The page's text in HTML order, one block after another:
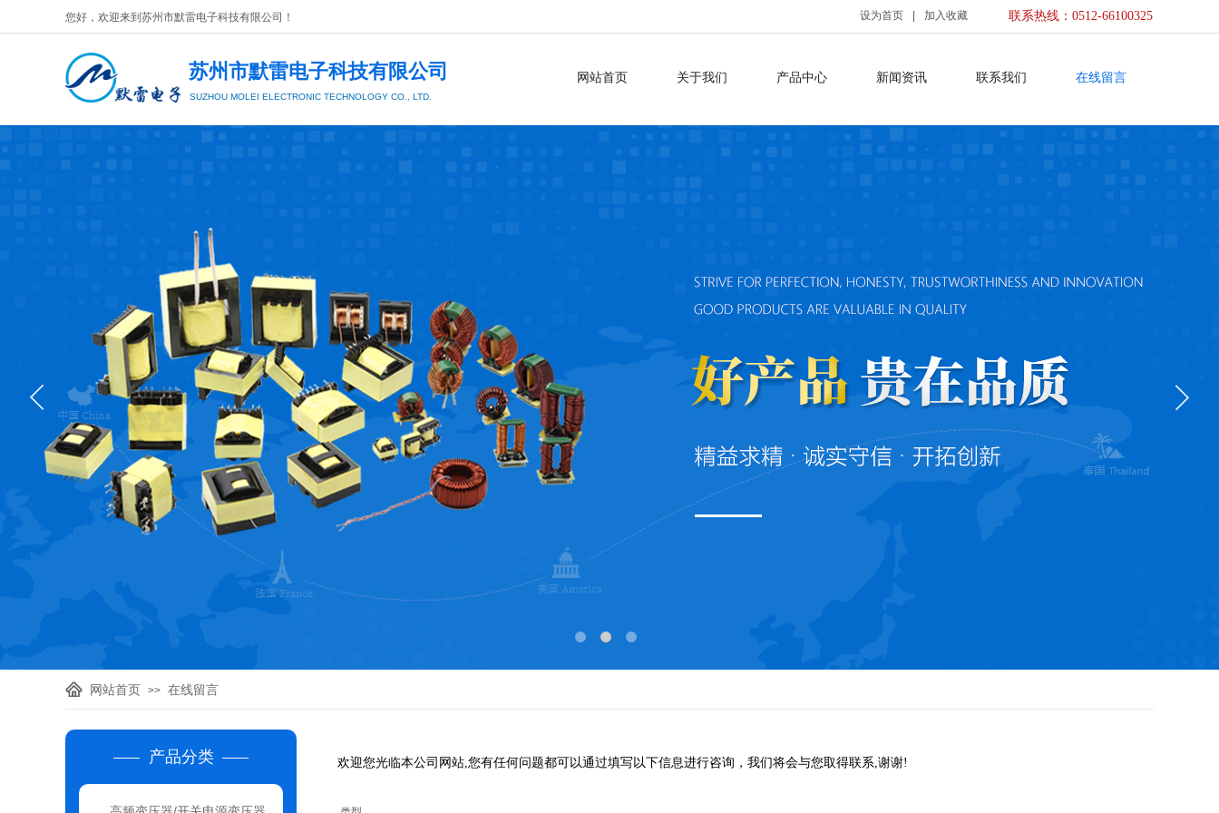
您好，欢迎来到 苏州市默雷电子科技有限公司 ​！ 联系热线：0512-66100325
设为首页 加入收藏
网站首页 关于我们 产品中心 新闻资讯 联系我们 在线留言
苏州市默雷电子科技有限公司
SUZHOU MOLEI ELECTRONIC TECHNOLOGY CO., LTD.
网站首页 >> 在线留言
产品分类 欢迎您光临本公司网站,您有任何问题都可以通过填写以下信息进行咨询，我们将会与您取得联系,谢谢!